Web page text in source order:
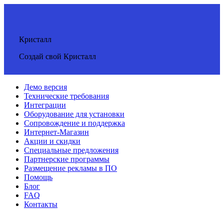
Кристалл
Создай свой Кристалл
Демо версия
Технические требования
Интеграции
Оборудование для установки
Сопровождение и поддержка
Интернет-Магазин
Акции и скидки
Специальные предложения
Партнерские программы
Размещение рекламы в ПО
Помощь
Блог
FAQ
Контакты